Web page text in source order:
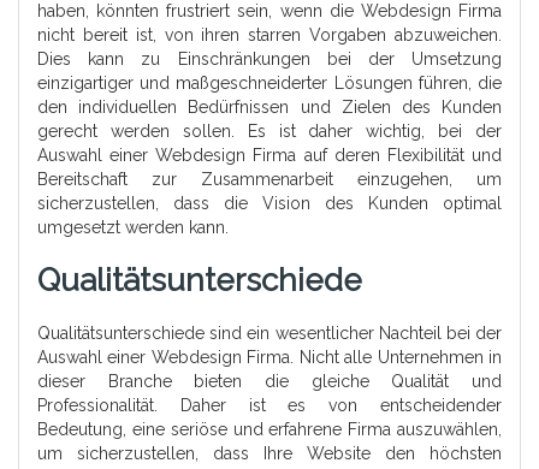
haben, könnten frustriert sein, wenn die Webdesign Firma
nicht bereit ist, von ihren starren Vorgaben abzuweichen.
Dies kann zu Einschränkungen bei der Umsetzung
einzigartiger und maßgeschneiderter Lösungen führen, die
den individuellen Bedürfnissen und Zielen des Kunden
gerecht werden sollen. Es ist daher wichtig, bei der
Auswahl einer Webdesign Firma auf deren Flexibilität und
Bereitschaft zur Zusammenarbeit einzugehen, um
sicherzustellen, dass die Vision des Kunden optimal
umgesetzt werden kann.
Qualitätsunterschiede
Qualitätsunterschiede sind ein wesentlicher Nachteil bei der
Auswahl einer Webdesign Firma. Nicht alle Unternehmen in
dieser Branche bieten die gleiche Qualität und
Professionalität. Daher ist es von entscheidender
Bedeutung, eine seriöse und erfahrene Firma auszuwählen,
um sicherzustellen, dass Ihre Website den höchsten